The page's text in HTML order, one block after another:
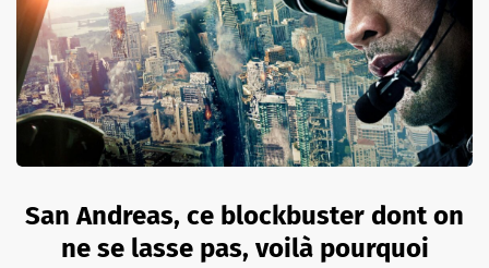
San Andreas, ce blockbuster dont on
ne se lasse pas, voilà pourquoi